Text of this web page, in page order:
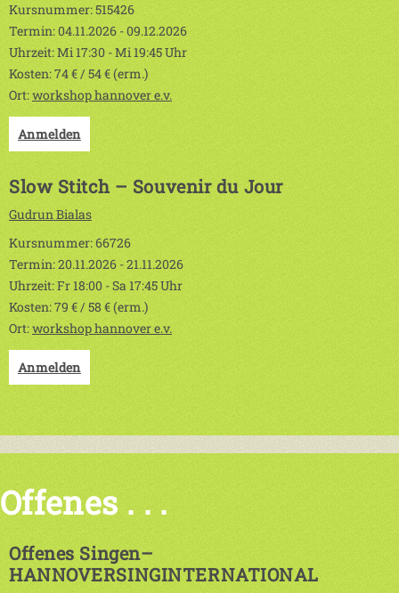
Kursnummer: 515426
Termin: 04.11.2026 - 09.12.2026
Uhrzeit: Mi 17:30 - Mi 19:45 Uhr
Kosten: 74 € / 54 € (erm.)
Ort:workshop hannover e.v.
Anmelden
Slow Stitch – Souvenir du Jour
Gudrun Bialas
Kursnummer: 66726
Termin: 20.11.2026 - 21.11.2026
Uhrzeit: Fr 18:00 - Sa 17:45 Uhr
Kosten: 79 € / 58 € (erm.)
Ort:workshop hannover e.v.
Anmelden
Offenes . . .
Offenes Singen–
HANNOVERSINGINTERNATIONAL